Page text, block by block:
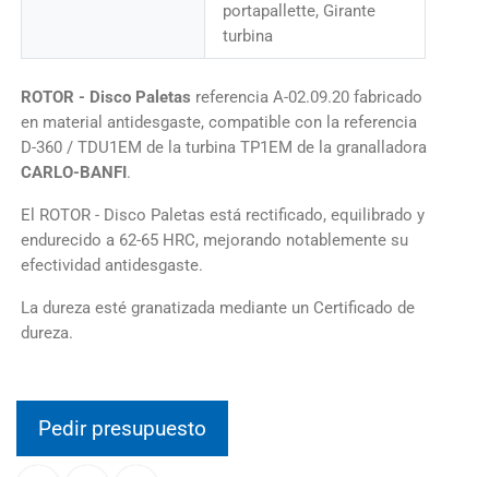
portapallette, Girante
turbina
ROTOR - Disco Paletas referencia A-02.09.20 fabricado
en material antidesgaste, compatible con la referencia
D-360 / TDU1EM de la turbina TP1EM de la granalladora
CARLO-BANFI.
El ROTOR - Disco Paletas está rectificado, equilibrado y
endurecido a 62-65 HRC, mejorando notablemente su
efectividad antidesgaste.
La dureza esté granatizada mediante un Certificado de
dureza.
Pedir presupuesto